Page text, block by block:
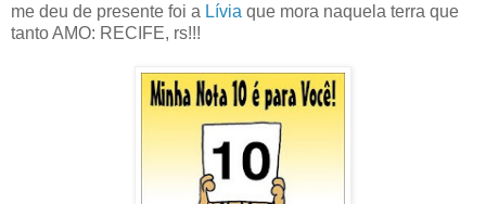
me deu de presente foi a Lívia que mora naquela terra que
tanto AMO: RECIFE, rs!!!